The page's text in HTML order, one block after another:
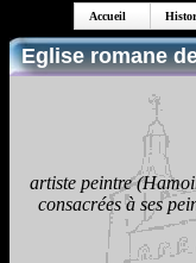
Accueil
Eglise romane
artiste peintre
consacrées à ses